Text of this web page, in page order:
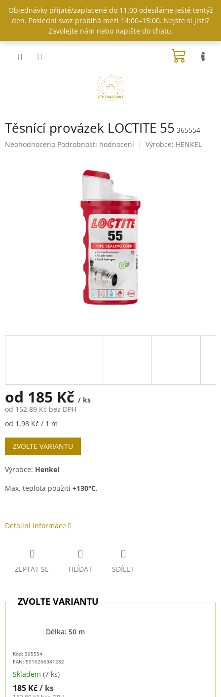
obsah
Objednávky přijaté/zaplacené do 11:00 odesíláme ještě tentýž
den. Poslední svoz probíhá mezi 14:00–15:00. Nejste si jistí?
Zavolejte nám nebo napište do chatu.
Těsnící provázek LOCTITE 55 365554
Průměrné
Neohodnoceno Podrobnosti hodnocení Výrobce: HENKEL
od 185 Kč / ks
od 152,89 Kč bez DPH
Měrná
od 1,98 Kč / 1 m
ZVOLTE VARIANTU
Výrobce: Henkel
Max. teplota použití +130°C.
Detailní informace
ZEPTAT SE HLÍDAT SDÍLET
Kód: 365554
EAN: 5010266381282
Délka: 50 m
Skladem (7 ks)
185 Kč/ ks